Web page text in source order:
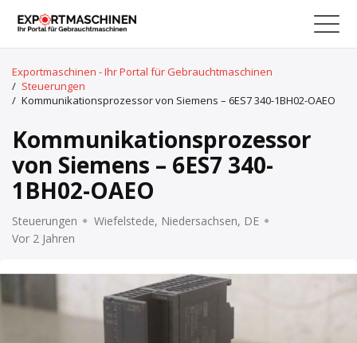
Exportmaschinen - Ihr Portal für Gebrauchtmaschinen
/ Steuerungen
/ Kommunikationsprozessor von Siemens – 6ES7 340-1BH02-OAEO
Kommunikationsprozessor
von Siemens – 6ES7 340-
1BH02-OAEO
Steuerungen
Wiefelstede, Niedersachsen, DE
Vor 2 Jahren